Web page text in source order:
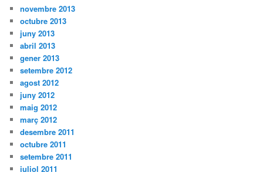
novembre 2013
octubre 2013
juny 2013
abril 2013
gener 2013
setembre 2012
agost 2012
juny 2012
maig 2012
març 2012
desembre 2011
octubre 2011
setembre 2011
juliol 2011